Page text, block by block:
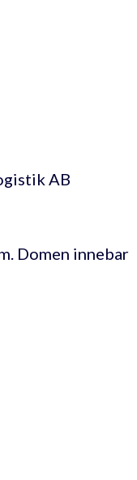
AB
Domen innebar